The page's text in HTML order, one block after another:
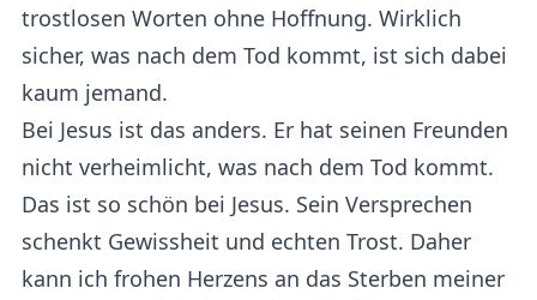
trostlosen Worten ohne Hoffnung. Wirklich
sicher, was nach dem Tod kommt, ist sich dabei
kaum jemand.
Bei Jesus ist das anders. Er hat seinen Freunden
nicht verheimlicht, was nach dem Tod kommt.
Das ist so schön bei Jesus. Sein Versprechen
schenkt Gewissheit und echten Trost. Daher
kann ich frohen Herzens an das Sterben meiner